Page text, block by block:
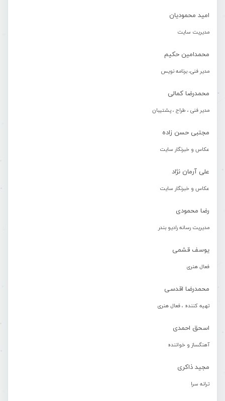
امید محمودیان
مدیریت سایت
محمدامین حکیم
مدیر فنی، برنامه نویس
محمدرضا کمالی
مدیر فنی ، طراح ، پشتیبان
مجتبی حسن زاده
عکاس و خبرنگار سایت
علی آرمان نژاد
عکاس و خبرنگار سایت
رضا محمودی
مدیریت رسانه رادیو بندر
یوسف قشمی
فعال هنری
محمدرضا اقدسی
تهیه کننده ، فعال هنری
اسحق احمدی
آهنگساز و خواننده
مجید ذاکری
ترانه سرا